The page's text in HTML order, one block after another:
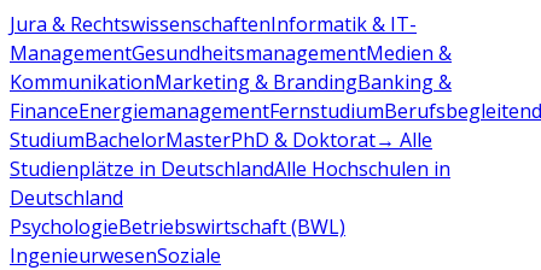
Jura & RechtswissenschaftenInformatik & IT-
ManagementGesundheitsmanagementMedien &
KommunikationMarketing & BrandingBanking &
FinanceEnergiemanagementFernstudiumBerufsbegleitend
StudiumBachelorMasterPhD & Doktorat→ Alle
Studienplätze in DeutschlandAlle Hochschulen in
Deutschland
PsychologieBetriebswirtschaft (BWL)
IngenieurwesenSoziale